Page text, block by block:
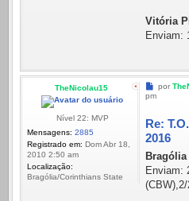
Vitória
Enviam:
TheNicolau15
Nível 22: MVP
Mensagens: 2885
Registrado em: Dom Abr 18,
2010 2:50 am
Localização:
Bragólia/Corinthians State
por
pm
Re:
2016
Bragólia
Enviam: